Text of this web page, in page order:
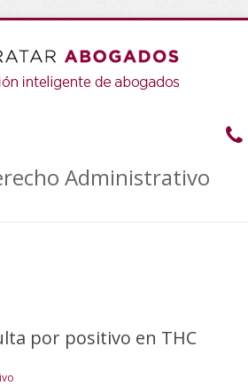
Administrativo
por positivo en THC